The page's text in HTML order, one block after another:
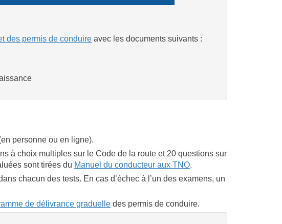
des permis de conduire avec les documents suivants :
personne ou en ligne).
à choix multiples sur le Code de la route et 20 questions sur
sont tirées du Manuel du conducteur aux TNO.
chacun des tests. En cas d’échec à l’un des examens, un
de délivrance graduelle des permis de conduire.